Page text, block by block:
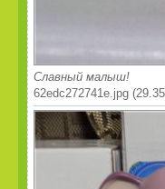
Славный малыш!
62edc272741e.jpg